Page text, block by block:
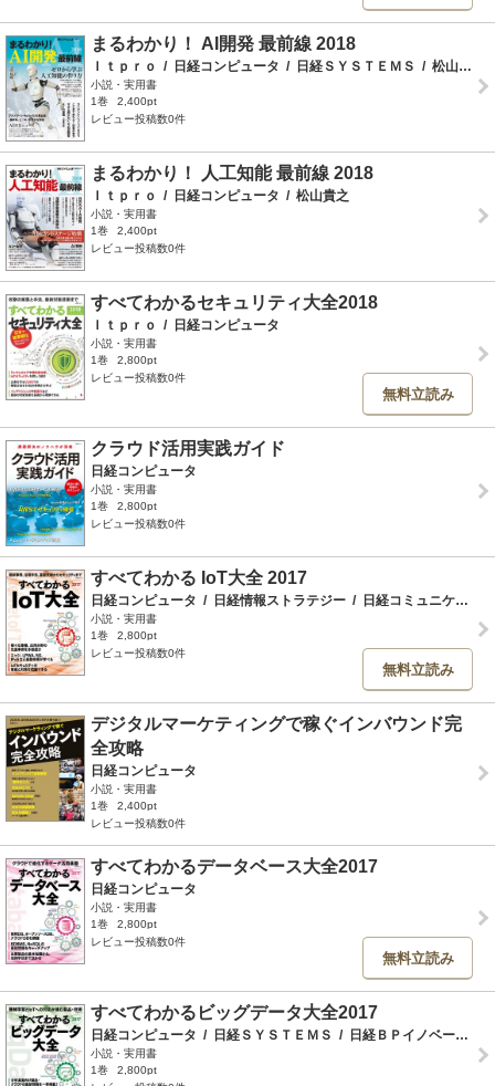
まるわかり！ AI開発 最前線 2018
Ｉｔｐｒｏ / 日経コンピュータ / 日経ＳＹＳＴＥＭＳ / 松山貴之
小説・実用書
1巻
2,400pt
レビュー投稿数0件
まるわかり！ 人工知能 最前線 2018
Ｉｔｐｒｏ / 日経コンピュータ / 松山貴之
小説・実用書
1巻
2,400pt
レビュー投稿数0件
すべてわかるセキュリティ大全2018
Ｉｔｐｒｏ / 日経コンピュータ
小説・実用書
1巻
2,800pt
レビュー投稿数0件
無料立読み
クラウド活用実践ガイド
日経コンピュータ
小説・実用書
1巻
2,800pt
レビュー投稿数0件
すべてわかる IoT大全 2017
日経コンピュータ / 日経情報ストラテジー / 日経コミュニケーション
小説・実用書
1巻
2,800pt
レビュー投稿数0件
無料立読み
デジタルマーケティングで稼ぐインバウンド完
全攻略
日経コンピュータ
小説・実用書
1巻
2,400pt
レビュー投稿数0件
すべてわかるデータベース大全2017
日経コンピュータ
小説・実用書
1巻
2,800pt
レビュー投稿数0件
無料立読み
すべてわかるビッグデータ大全2017
日経コンピュータ / 日経ＳＹＳＴＥＭＳ / 日経ＢＰイノベーションＩＣＴ研究所
小説・実用書
1巻
2,800pt